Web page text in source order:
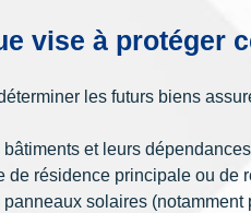
vise à protéger
déterminer les futurs biens
bâtiments et leurs
de résidence principale ou de
panneaux solaires